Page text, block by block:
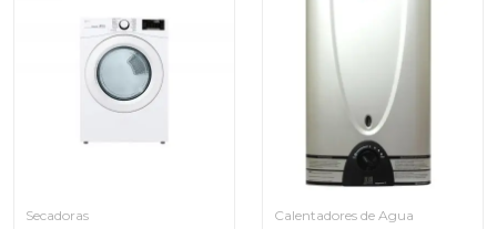
Secadoras Calentadores de Agua